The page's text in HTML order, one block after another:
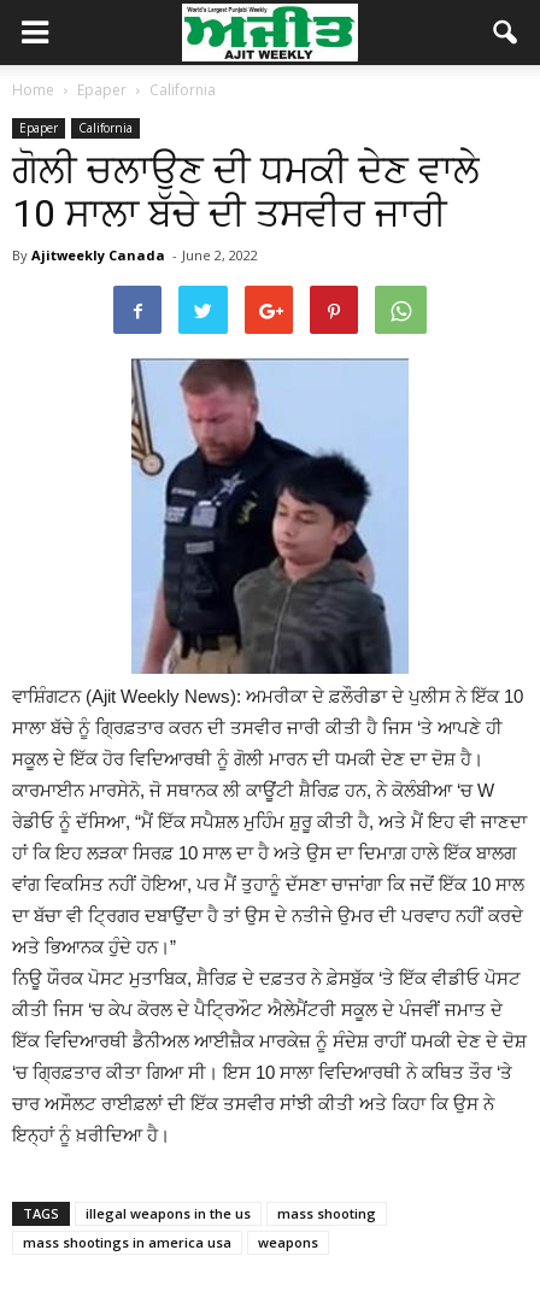
Home Epaper California
Epaper California
ਗੋਲੀ ਚਲਾਉਣ ਦੀ ਧਮਕੀ ਦੇਣ ਵਾਲੇ
10 ਸਾਲਾ ਬੱਚੇ ਦੀ ਤਸਵੀਰ ਜਾਰੀ
By Ajitweekly Canada - June 2, 2022
ਵਾਸ਼ਿੰਗਟਨ (Ajit Weekly News): ਅਮਰੀਕਾ ਦੇ ਫ਼ਲੌਰੀਡਾ ਦੇ ਪੁਲੀਸ ਨੇ ਇੱਕ 10
ਸਾਲਾ ਬੱਚੇ ਨੂੰ ਗ੍ਰਿਫ਼ਤਾਰ ਕਰਨ ਦੀ ਤਸਵੀਰ ਜਾਰੀ ਕੀਤੀ ਹੈ ਜਿਸ ‘ਤੇ ਆਪਣੇ ਹੀ
ਸਕੂਲ ਦੇ ਇੱਕ ਹੋਰ ਵਿਦਿਆਰਥੀ ਨੂੰ ਗੋਲੀ ਮਾਰਨ ਦੀ ਧਮਕੀ ਦੇਣ ਦਾ ਦੋਸ਼ ਹੈ।
ਕਾਰਮਾਈਨ ਮਾਰਸੇਨੋ, ਜੋ ਸਥਾਨਕ ਲੀ ਕਾਊਂਟੀ ਸ਼ੈਰਿਫ਼ ਹਨ, ਨੇ ਕੋਲੰਬੀਆ ‘ਚ W
ਰੇਡੀਓ ਨੂੰ ਦੱਸਿਆ, “ਮੈਂ ਇੱਕ ਸਪੈਸ਼ਲ ਮੁਹਿੰਮ ਸ਼ੁਰੂ ਕੀਤੀ ਹੈ, ਅਤੇ ਮੈਂ ਇਹ ਵੀ ਜਾਣਦਾ
ਹਾਂ ਕਿ ਇਹ ਲੜਕਾ ਸਿਰਫ਼ 10 ਸਾਲ ਦਾ ਹੈ ਅਤੇ ਉਸ ਦਾ ਦਿਮਾਗ਼ ਹਾਲੇ ਇੱਕ ਬਾਲਗ
ਵਾਂਗ ਵਿਕਸਿਤ ਨਹੀਂ ਹੋਇਆ, ਪਰ ਮੈਂ ਤੁਹਾਨੂੰ ਦੱਸਣਾ ਚਾਜਾਂਗਾ ਕਿ ਜਦੋਂ ਇੱਕ 10 ਸਾਲ
ਦਾ ਬੱਚਾ ਵੀ ਟ੍ਰਿਗਰ ਦਬਾਉਂਦਾ ਹੈ ਤਾਂ ਉਸ ਦੇ ਨਤੀਜੇ ਉਮਰ ਦੀ ਪਰਵਾਹ ਨਹੀਂ ਕਰਦੇ
ਅਤੇ ਭਿਆਨਕ ਹੁੰਦੇ ਹਨ।”
ਨਿਊ ਯੌਰਕ ਪੋਸਟ ਮੁਤਾਬਿਕ, ਸ਼ੈਰਿਫ਼ ਦੇ ਦਫ਼ਤਰ ਨੇ ਫ਼ੇਸਬੁੱਕ ‘ਤੇ ਇੱਕ ਵੀਡੀਓ ਪੋਸਟ
ਕੀਤੀ ਜਿਸ ‘ਚ ਕੇਪ ਕੋਰਲ ਦੇ ਪੈਟ੍ਰਿਔਟ ਐਲੇਮੈਂਟਰੀ ਸਕੂਲ ਦੇ ਪੰਜਵੀਂ ਜਮਾਤ ਦੇ
ਇੱਕ ਵਿਦਿਆਰਥੀ ਡੈਨੀਅਲ ਆਈਜ਼ੈਕ ਮਾਰਕੇਜ਼ ਨੂੰ ਸੰਦੇਸ਼ ਰਾਹੀਂ ਧਮਕੀ ਦੇਣ ਦੇ ਦੋਸ਼
‘ਚ ਗ੍ਰਿਫ਼ਤਾਰ ਕੀਤਾ ਗਿਆ ਸੀ। ਇਸ 10 ਸਾਲਾ ਵਿਦਿਆਰਥੀ ਨੇ ਕਥਿਤ ਤੌਰ ‘ਤੇ
ਚਾਰ ਅਸੌਲਟ ਰਾਈਫ਼ਲਾਂ ਦੀ ਇੱਕ ਤਸਵੀਰ ਸਾਂਝੀ ਕੀਤੀ ਅਤੇ ਕਿਹਾ ਕਿ ਉਸ ਨੇ
ਇਨ੍ਹਾਂ ਨੂੰ ਖ਼ਰੀਦਿਆ ਹੈ।
TAGS illegal weapons in the us
mass shooting
mass shootings in america usa
weapons